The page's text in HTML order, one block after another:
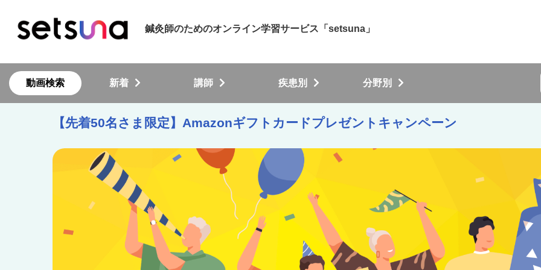
鍼灸師のためのオンライン学習サービス「setsuna」
動画検索 新着 講師 疾患別 分野別
【先着50名さま限定】Amazonギフトカードプレゼントキャンペーン